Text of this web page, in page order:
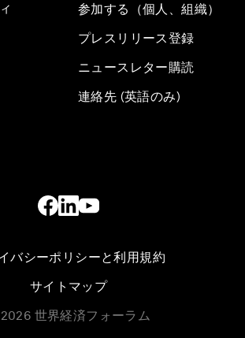
参加する（個人、組織）
プレスリリース登録
ニュースレター購読
連絡先 (英語のみ)
バシーポリシーと利用規約
サイトマップ
2026 世界経済フォーラム